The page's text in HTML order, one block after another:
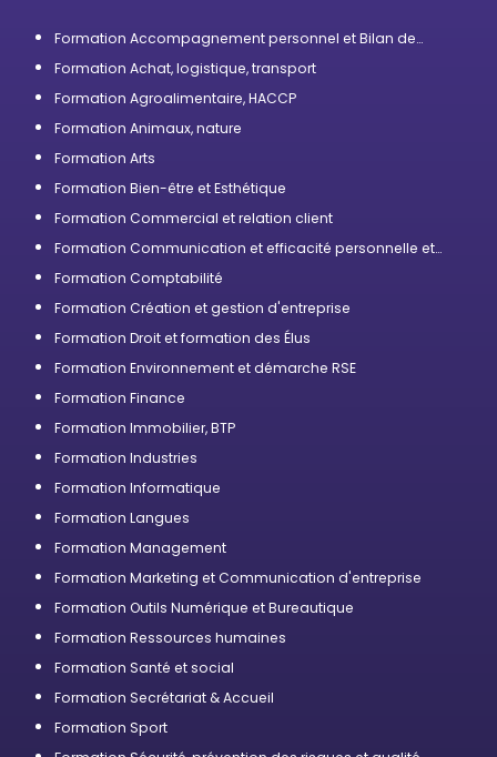
Formation Accompagnement personnel et Bilan de
Formation Achat, logistique, transport
Formation Agroalimentaire, HACCP
Formation Animaux, nature
Formation Arts
Formation Bien-être et Esthétique
Formation Commercial et relation client
Formation Communication et efficacité personnelle et
Formation Comptabilité
Formation Création et gestion d'entreprise
Formation Droit et formation des Élus
Formation Environnement et démarche RSE
Formation Finance
Formation Immobilier, BTP
Formation Industries
Formation Informatique
Formation Langues
Formation Management
Formation Marketing et Communication d'entreprise
Formation Outils Numérique et Bureautique
Formation Ressources humaines
Formation Santé et social
Formation Secrétariat & Accueil
Formation Sport